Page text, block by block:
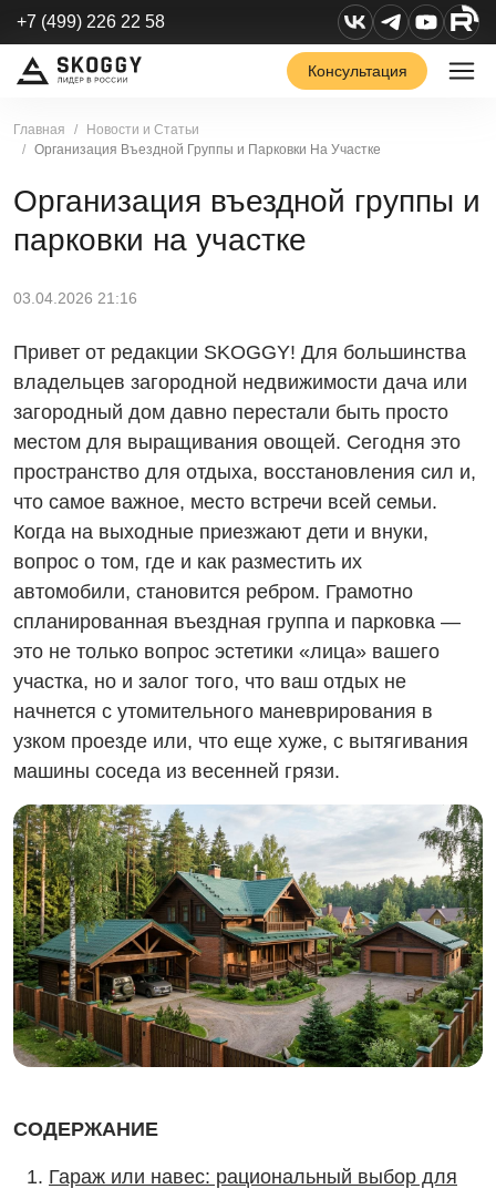
+7 (499) 226 22 58
Консультация
Главная
Новости и Статьи
Организация Въездной Группы и Парковки На Участке
Организация въездной группы и
парковки на участке
03.04.2026 21:16
Привет от редакции SKOGGY! Для большинства
владельцев загородной недвижимости дача или
загородный дом давно перестали быть просто
местом для выращивания овощей. Сегодня это
пространство для отдыха, восстановления сил и,
что самое важное, место встречи всей семьи.
Когда на выходные приезжают дети и внуки,
вопрос о том, где и как разместить их
автомобили, становится ребром. Грамотно
спланированная въездная группа и парковка —
это не только вопрос эстетики «лица» вашего
участка, но и залог того, что ваш отдых не
начнется с утомительного маневрирования в
узком проезде или, что еще хуже, с вытягивания
машины соседа из весенней грязи.
СОДЕРЖАНИЕ
Гараж или навес: рациональный выбор для